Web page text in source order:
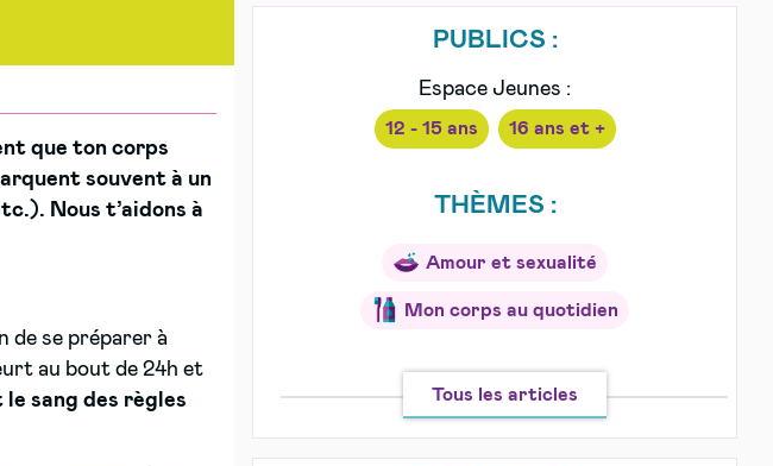
que ton corps
souvent à un
Nous t’aidons à
de se préparer à
au bout de 24h et
le sang des règles
PUBLICS :
Espace Jeunes :
12 - 15 ans 16 ans et +
THÈMES :
Amour et sexualité
Mon corps au quotidien
Tous les articles